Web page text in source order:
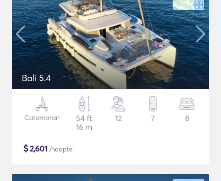
Bali 5.4
Catamaran
54 ft
16 m
12 7 8
$2,601 /noapte